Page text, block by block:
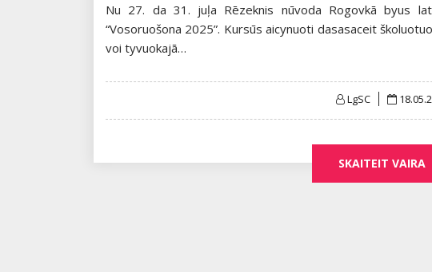
Nu 27. da 31. juļa Rēzeknis nūvoda Rogovkā byus
“Vosoruošona 2025”. Kursūs aicynuoti dasasaceit
voi tyvuokajā…
LgSC
Posted
SKAITEIT VAIRA